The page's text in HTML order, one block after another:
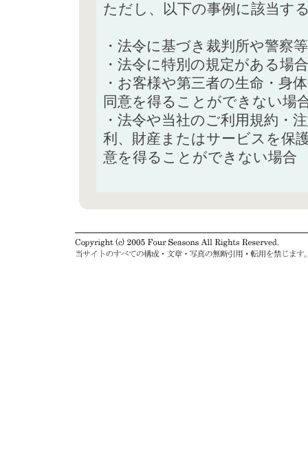
ただし、以下の事例に該当す
・法令に基づき裁判所や警察
・法令に特別の規定がある場合
・お客様や第三者の生命・身
同意を得ることができない場
・法令や当社のご利用規約・
利、財産またはサービスを保
意を得ることができない場合